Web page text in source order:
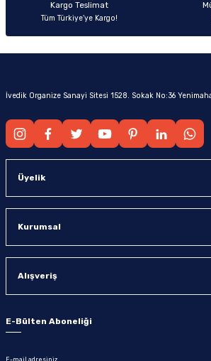
Kargo Teslimat
Tüm Türkiye’ye Kargo!
İvedik Organize Sanayi Sitesi 1528. Sokak No:36
Üyelik
Kurumsal
Alışveriş
E-Bülten Aboneliği